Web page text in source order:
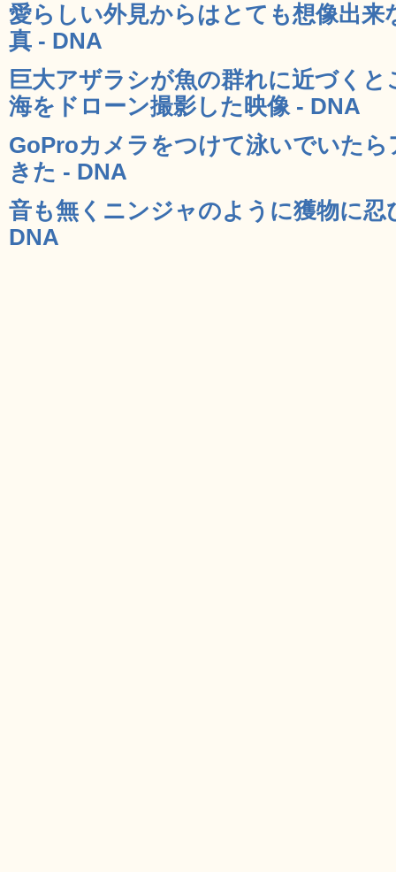
愛らしい外見からはとても想像出来
真 - DNA
巨大アザラシが魚の群れに近づく
海をドローン撮影した映像 - DNA
GoProカメラをつけて泳いでいた
きた - DNA
音も無くニンジャのように獲物に
DNA